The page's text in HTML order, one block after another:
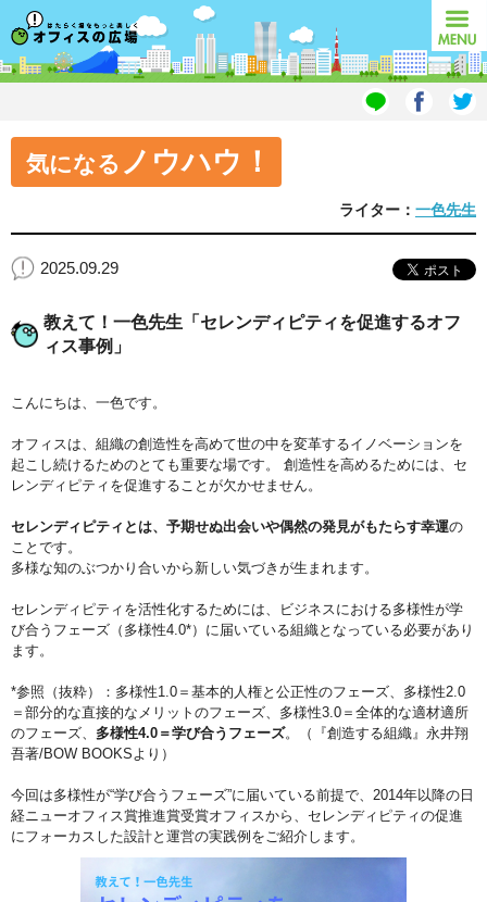
オフィスの広場 MENU
気になる ノウハウ！
ライター： 一色先生
2025.09.29
教えて！一色先生「セレンディピティを促進するオフ
ィス事例」
こんにちは、一色です。
オフィスは、組織の創造性を高めて世の中を変革するイノベーションを
起こし続けるためのとても重要な場です。 創造性を高めるためには、セ
レンディピティを促進することが欠かせません。
セレンディピティとは、予期せぬ出会いや偶然の発見がもたらす幸運の
ことです。
多様な知のぶつかり合いから新しい気づきが生まれます。
セレンディピティを活性化するためには、ビジネスにおける多様性が学
び合うフェーズ（多様性4.0*）に届いている組織となっている必要があり
ます。
*参照（抜粋）：多様性1.0＝基本的人権と公正性のフェーズ、多様性2.0
＝部分的な直接的なメリットのフェーズ、多様性3.0＝全体的な適材適所
のフェーズ、 多様性4.0＝学び合うフェーズ。（『創造する組織』永井翔
吾著/BOW BOOKSより）
今回は多様性が“学び合うフェーズ”に届いている前提で、2014年以降の日
経ニューオフィス賞推進賞受賞オフィスから、セレンディピティの促進
にフォーカスした設計と運営の実践例をご紹介します。